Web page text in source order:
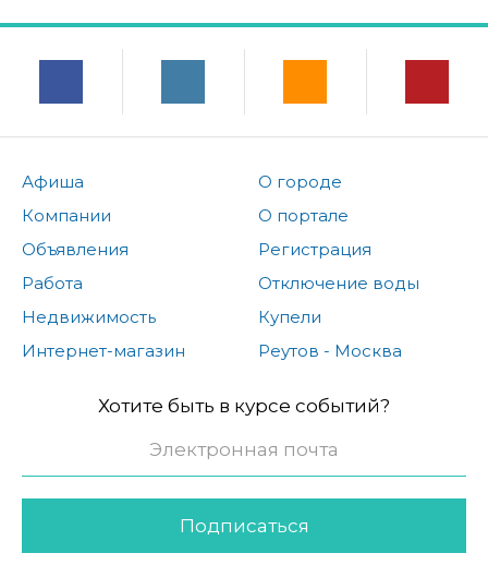
Афиша
Компании
Объявления
Работа
Недвижимость
Интернет-магазин
О городе
О портале
Регистрация
Отключение воды
Купели
Реутов - Москва
Хотите быть в курсе событий?
Подписаться